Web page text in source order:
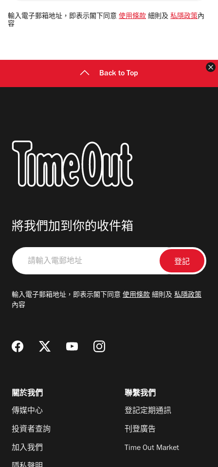
電
郵
輸入電子郵箱地址，即表示閣下同意 使用條款 細則及 私隱政策 內
容
Back to Top
將我們加到你的收件箱
請
輸
郵
輸入電子郵箱地址，即表示閣下同意 使用條款 細則及 私隱政策
內容
關於我們
傳媒中心
投資者查詢
加入我們
聯繫我們
登記定期通訊
刊登廣告
Time Out Market